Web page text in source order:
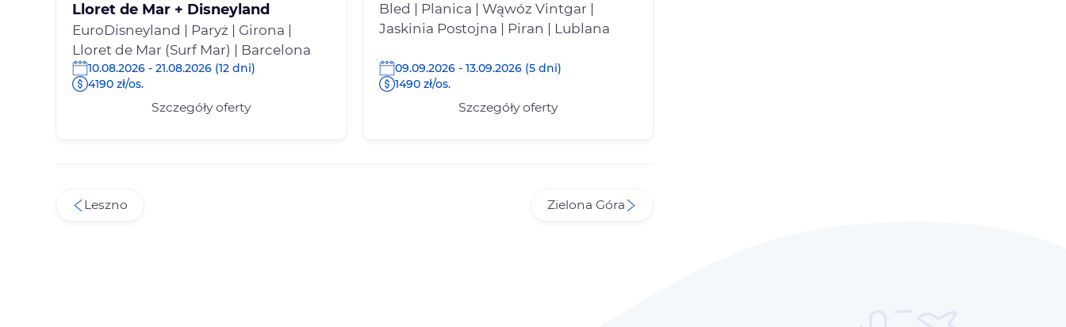
Lloret de Mar + Disneyland
EuroDisneyland | Paryż | Girona |
Lloret de Mar (Surf Mar) | Barcelona
10.08.2026 - 21.08.2026 (12 dni)
4190 zł/os.
Szczegóły oferty
Bled | Planica | Wąwóz Vintgar |
Jaskinia Postojna | Piran | Lublana
09.09.2026 - 13.09.2026 (5 dni)
1490 zł/os.
Szczegóły oferty
Leszno Zielona Góra